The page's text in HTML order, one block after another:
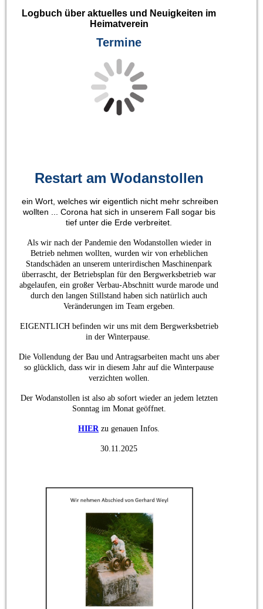
Logbuch über aktuelles und Neuigkeiten im
Heimatverein
Termine
Restart am Wodanstollen
ein Wort, welches wir eigentlich nicht mehr schreiben
wollten ... Corona hat sich in unserem Fall sogar bis
tief unter die Erde verbreitet.
Als wir nach der Pandemie den Wodanstollen wieder in
Betrieb nehmen wollten, wurden wir von erheblichen
Standschäden an unserem unterirdischen Maschinenpark
überrascht, der Betriebsplan für den Bergwerksbetrieb war
abgelaufen, ein großer Verbau-Abschnitt wurde marode und
durch den langen Stillstand haben sich natürlich auch
Veränderungen im Team ergeben.
EIGENTLICH befinden wir uns mit dem Bergwerksbetrieb
in der Winterpause.
Die Vollendung der Bau und Antragsarbeiten macht uns aber
so glücklich, dass wir in diesem Jahr auf die Winterpause
verzichten wollen.
Der Wodanstollen ist also ab sofort wieder an jedem letzten
Sonntag im Monat geöffnet.
HIERzu genauen Infos.
30.11.2025